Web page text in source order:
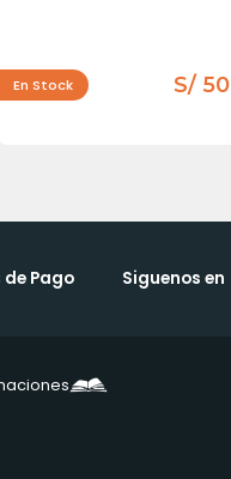
En Stock S/ 50
de Pago Siguenos en